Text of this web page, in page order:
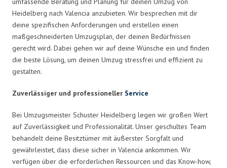
Heidelberg nach Valencia anzubieten. Wir besprechen mit dir
deine spezifischen Anforderungen und erstellen einen
maßgeschneiderten Umzugsplan, der deinen Bedürfnissen
gerecht wird. Dabei gehen wir auf deine Wünsche ein und finden
die beste Lösung, um deinen Umzug stressfrei und effizient zu
gestalten.
Zuverlässiger und professioneller Service
Bei Umzugsmeister Schuster Heidelberg legen wir großen Wert
auf Zuverlässigkeit und Professionalität. Unser geschultes Team
behandelt deine Besitztümer mit äußerster Sorgfalt und
gewährleistet, dass diese sicher in Valencia ankommen. Wir
verfügen über die erforderlichen Ressourcen und das Know-how,